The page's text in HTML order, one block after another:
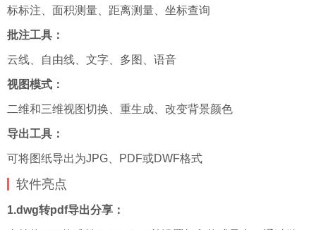
标标注、面积测量、距离测量、坐标查询
批注工具：
云线、自由线、文字、多图、语音
视图模式：
二维和三维视图切换、重生成、改变背景颜色
导出工具：
可将图纸导出为JPG、PDF或DWF格式
软件亮点
1.dwg转pdf导出分享：